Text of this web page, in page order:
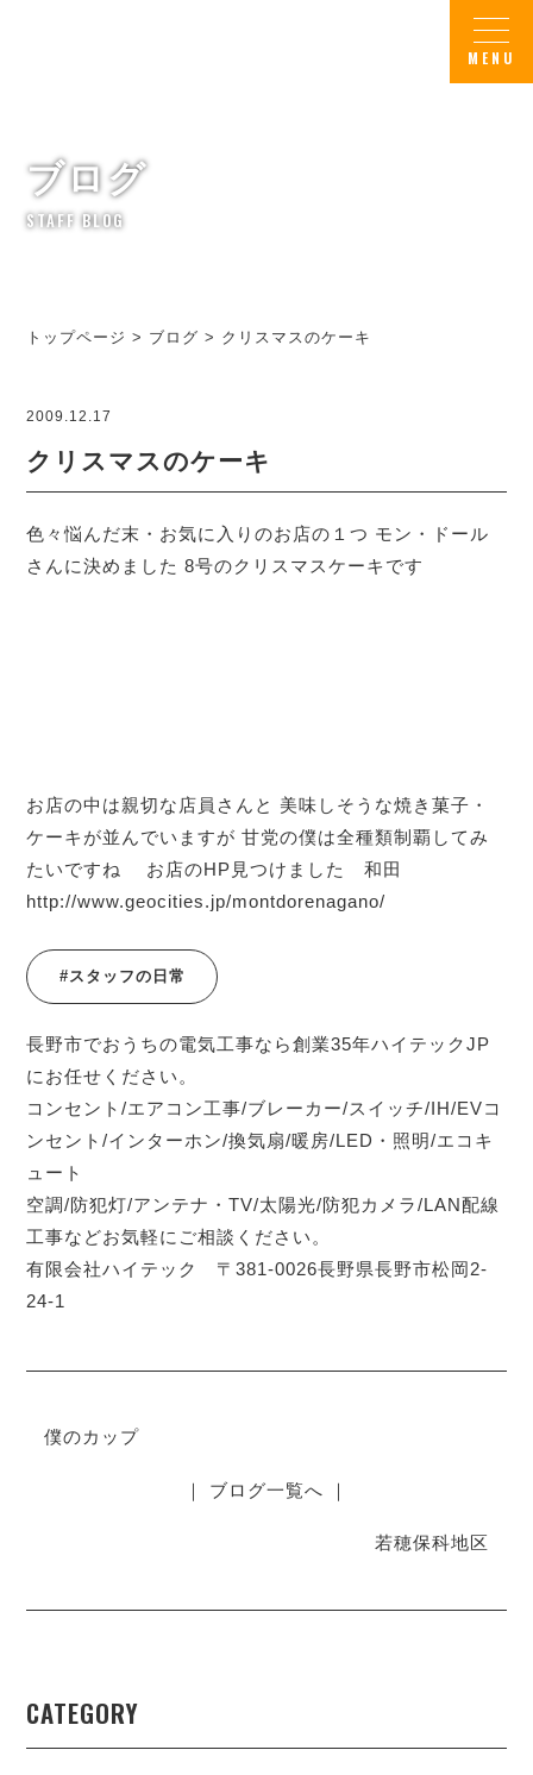
ブログ
STAFF BLOG
トップページ > ブログ > クリスマスのケーキ
2009.12.17
クリスマスのケーキ
色々悩んだ末・お気に入りのお店の１つ モン・ドール
さんに決めました 8号のクリスマスケーキです
お店の中は親切な店員さんと 美味しそうな焼き菓子・
ケーキが並んでいますが 甘党の僕は全種類制覇してみ
たいですね お店のHP見つけました 和田
http://www.geocities.jp/montdorenagano/
#スタッフの日常
長野市でおうちの電気工事なら創業35年ハイテックJP
にお任せください。
コンセント/エアコン工事/ブレーカー/スイッチ/IH/EVコ
ンセント/インターホン/換気扇/暖房/LED・照明/エコキ
ュート
空調/防犯灯/アンテナ・TV/太陽光/防犯カメラ/LAN配線
工事などお気軽にご相談ください。
有限会社ハイテック 〒381-0026長野県長野市松岡2-
24-1
僕のカップ
｜ ブログ一覧へ ｜
若穂保科地区
CATEGORY